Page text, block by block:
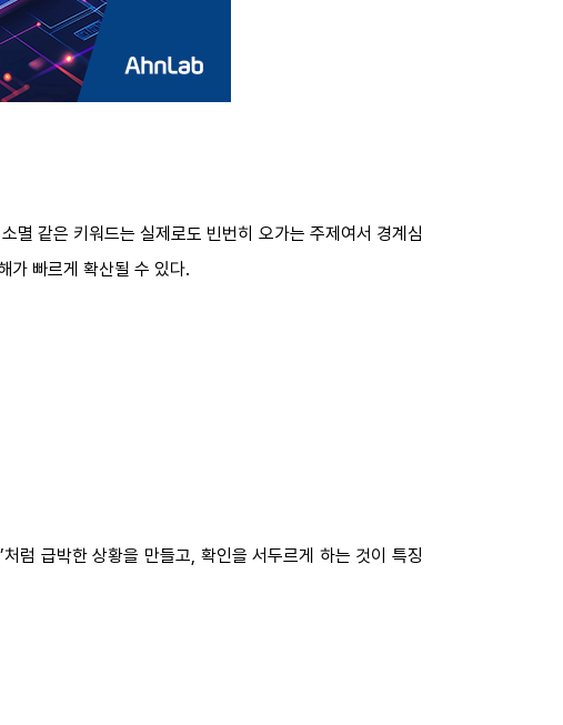
멸 같은 키워드는 실제로도 빈번히 오가는 주제여서 경계심
가 빠르게 확산될 수 있다.
처럼 급박한 상황을 만들고, 확인을 서두르게 하는 것이 특징